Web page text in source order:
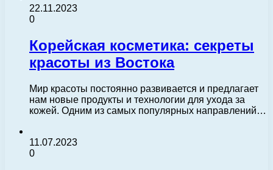
22.11.2023
0
Корейская косметика: секреты
красоты из Востока
Мир красоты постоянно развивается и предлагает
нам новые продукты и технологии для ухода за
кожей. Одним из самых популярных направлений…
11.07.2023
0